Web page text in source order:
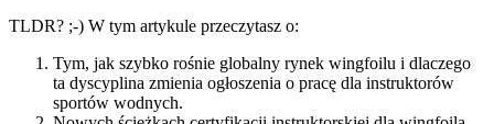
TLDR? ;-) W tym artykule przeczytasz o:
Tym, jak szybko rośnie globalny rynek wingfoilu i dlaczego
ta dyscyplina zmienia ogłoszenia o pracę dla instruktorów
sportów wodnych.